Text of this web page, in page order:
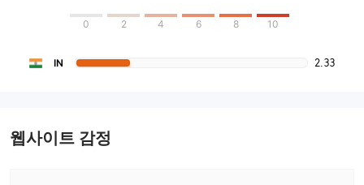
0 2 4 6 8 10
IN 2.33
웹사이트 감정